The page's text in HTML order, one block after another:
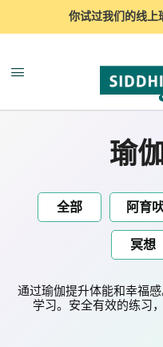
你试过我们的线上
瑜
全部 阿育
冥想
通过瑜伽提升体能和幸福
学习。安全有效的练